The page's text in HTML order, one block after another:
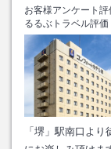
お客様アンケート評
るるぶトラベル評価
「堺」駅南口よ